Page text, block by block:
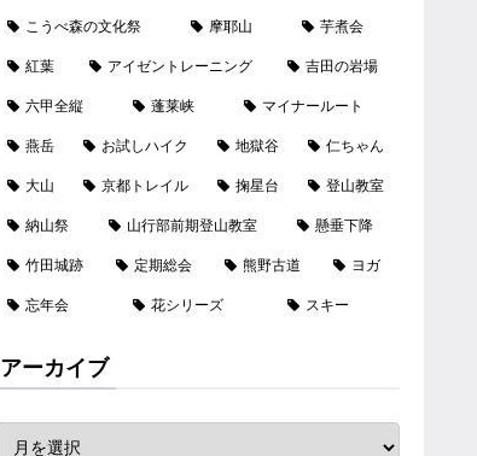
こうべ森の文化祭 摩耶山 芋煮会
紅葉 アイゼントレーニング 吉田の岩場
六甲全縦 蓬莱峡 マイナールート
燕岳 お試しハイク 地獄谷 仁ちゃん
大山 京都トレイル 掬星台 登山教室
納山祭 山行部前期登山教室 懸垂下降
竹田城跡 定期総会 熊野古道 ヨガ
忘年会 花シリーズ スキー
アーカイブ